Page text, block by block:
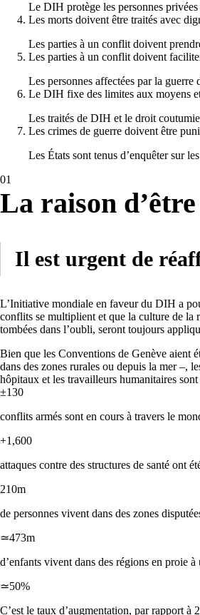
Le DIH protège les personnes
Les morts doivent être traités avec
Les parties à un conflit doivent
Les parties à un conflit doivent
Les personnes affectées par la
Le DIH fixe des limites aux moyens
Les traités de DIH et le droit
Les crimes de guerre doivent être
Les États sont tenus d’enquêter sur
01
La raison
Il est urgent de
L’Initiative mondiale en faveur du DIH a
conflits se multiplient et que la culture de la
tombées dans l’oubli, seront toujours
Bien que les Conventions de Genève aient
dans des zones rurales ou depuis la mer –,
hôpitaux et les travailleurs humanitaires
±130
conflits armés sont en cours à travers le
+1,600
attaques contre des structures de santé ont
210m
de personnes vivent dans des zones
≃473m
d’enfants vivent dans des régions en proie
≃50%
C’est le taux d’augmentation, par rapport